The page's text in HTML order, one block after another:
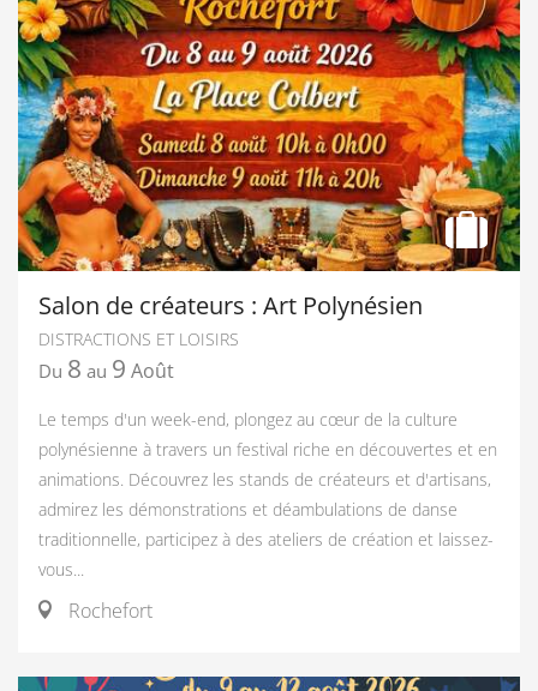
Salon de créateurs : Art Polynésien
DISTRACTIONS ET LOISIRS
Du 8 au 9 Août
Le temps d'un week-end, plongez au cœur de la culture
polynésienne à travers un festival riche en découvertes et en
animations. Découvrez les stands de créateurs et d'artisans,
admirez les démonstrations et déambulations de danse
traditionnelle, participez à des ateliers de création et laissez-
vous...
Rochefort